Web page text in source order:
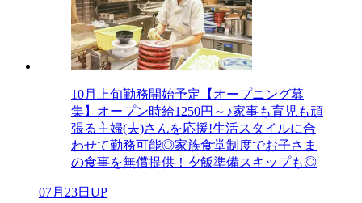
10月上旬勤務開始予定【オープニング募
集】オープン時給1250円～♪家事も育児も頑
張る主婦(夫)さんを応援!生活スタイルに合
わせて勤務可能◎家族食堂制度でお子さま
の食事を無償提供！夕飯準備スキップも◎
07月23日UP